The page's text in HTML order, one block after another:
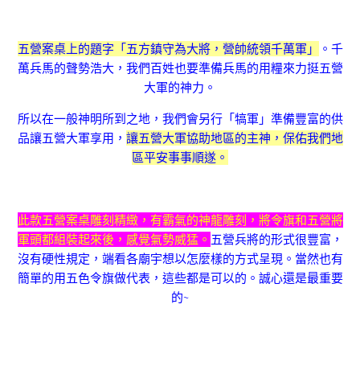
五營案桌上的題字「五方鎮守為大將，營帥統領千萬軍」
。千
萬兵馬的聲勢浩大，我們百姓也要準備兵馬的用糧來力挺五營
大軍的神力。
所以在一般神明所到之地，我們會另行「犒軍」準備豐富的供
品讓五營大軍享用， 讓五營大軍協助地區的主神，保佑我們地
區平安事事順遂。
此款五營案桌雕刻精緻，有霸氣的神龍雕刻，將令旗和五營將
軍頭都組裝起來後，感覺氣勢威猛。 五營兵將的形式很豐富，
沒有硬性規定，端看各廟宇想以怎麼樣的方式呈現。當然也有
簡單的用五色令旗做代表，這些都是可以的。誠心還是最重要
的~